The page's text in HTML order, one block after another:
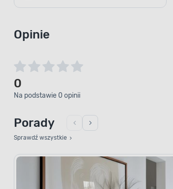
Opinie
0
Na podstawie 0 opinii
Porady
Sprawdź wszystkie